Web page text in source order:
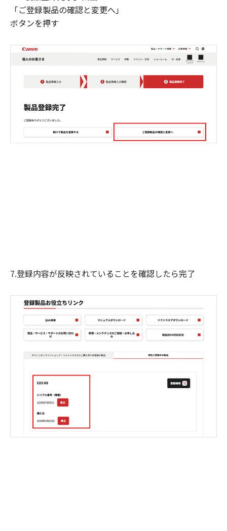
「ご登録製品の確認と変更へ」
ボタンを押す
7.登録内容が反映されていることを確認したら完了